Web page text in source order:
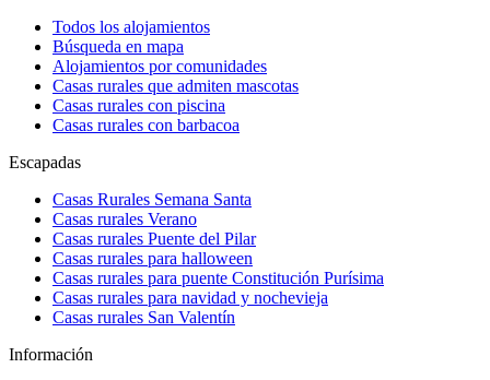
Todos los alojamientos
Búsqueda en mapa
Alojamientos por comunidades
Casas rurales que admiten mascotas
Casas rurales con piscina
Casas rurales con barbacoa
Escapadas
Casas Rurales Semana Santa
Casas rurales Verano
Casas rurales Puente del Pilar
Casas rurales para halloween
Casas rurales para puente Constitución Purísima
Casas rurales para navidad y nochevieja
Casas rurales San Valentín
Información